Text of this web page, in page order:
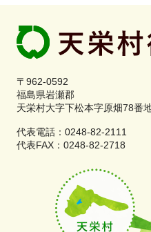
〒962-0592
福島県岩瀬郡
天栄村大字下松本字原畑78番
代表電話：0248-82-2111
代表FAX：0248-82-2718